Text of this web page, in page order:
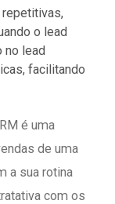
o lead
no lead
facilitando
é uma
de uma
a sua rotina
com os